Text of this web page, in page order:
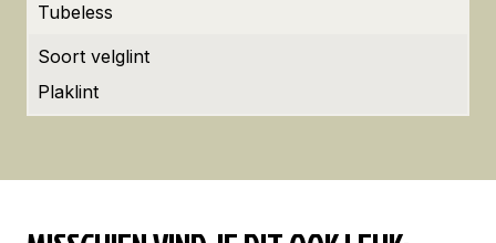
Tubeless
Soort velglint
Plaklint